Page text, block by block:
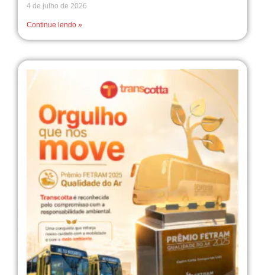
4 de julho de 2026
Continue lendo »